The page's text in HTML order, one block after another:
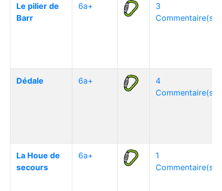
Le pilier de
Barr
6a+
3
Commentaire(s)
Dédale 6a+
4
Commentaire(s)
La Houe de
secours
6a+
1
Commentaire(s)